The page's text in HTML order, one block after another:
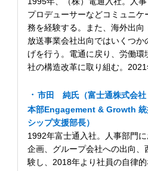
プロデューサーなどコミュニ
務を経験する。また、海外出向
放送事業会社出向ではいくつ
げを行う。電通に戻り、労働環
社の構造改革に取り組む。2021
市田 純氏（富士通株式会
本部Engagement & Growth 統
シップ支援部長）
1992年富士通入社。人事部門
企画、グループ会社への出向
験し、2018年より社員の自律